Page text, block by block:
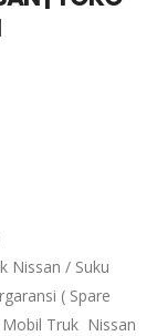
Nissan / Suku
( Spare
Truk Nissan